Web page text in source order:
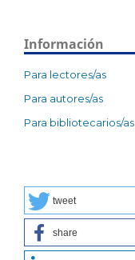
Información
Para lectores/as
Para autores/as
Para bibliotecarios/as
tweet
share